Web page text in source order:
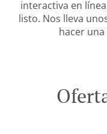
interactiva en
listo. Nos lleva
hacer